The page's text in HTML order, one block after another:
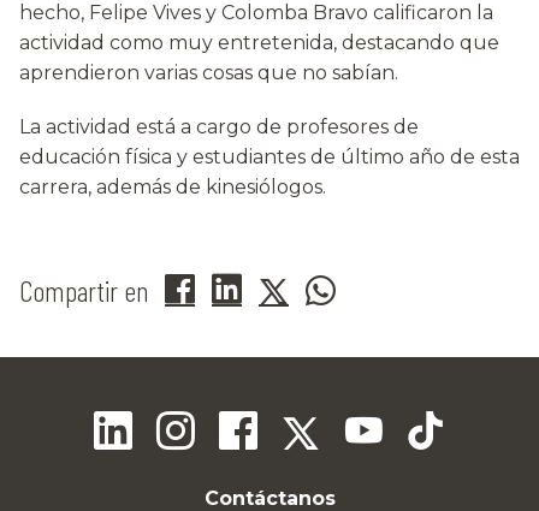
hecho, Felipe Vives y Colomba Bravo calificaron la
actividad como muy entretenida, destacando que
aprendieron varias cosas que no sabían.
La actividad está a cargo de profesores de
educación física y estudiantes de último año de esta
carrera, además de kinesiólogos.
Compartir en
Contáctanos